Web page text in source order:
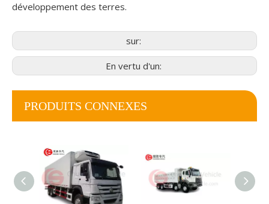
développement des terres.
sur:
En vertu d'un:
PRODUITS CONNEXES